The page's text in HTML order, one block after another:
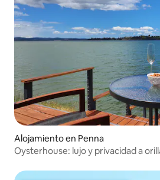
Alojamiento en Penna
Oysterhouse: lujo y privacidad a